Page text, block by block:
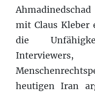
mit Claus Kleber
die
heutigen Iran